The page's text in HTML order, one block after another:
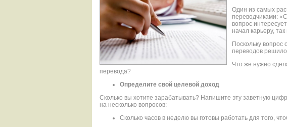
Один из самых
переводчиками:
вопрос
начал карьеру,
Поскольку вопрос
переводов
Что же нужно
перевода?
Определите свой целевой доход
Сколько вы хотите зарабатывать? Напишите эту заветную
на несколько вопросов:
Сколько часов в неделю вы готовы работать для того,